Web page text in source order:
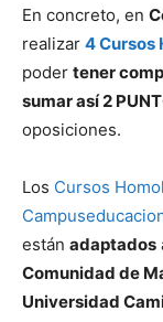
En concreto, en
realizar 4 Cursos
poder tener
sumar así 2
oposiciones.
Los Cursos
están adaptados
Comunidad de
Universidad